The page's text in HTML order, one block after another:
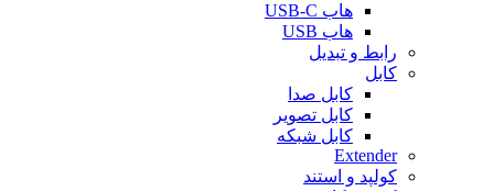
هاب USB-C
هاب USB
رابط و تبدیل
کابل
کابل صدا
کابل تصویر
کابل شبکه
Extender
کولپد و استند